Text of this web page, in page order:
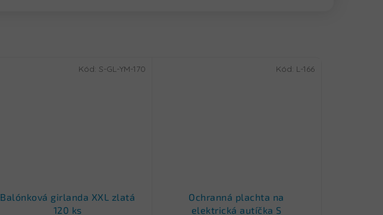
Balónková girlanda XXL zlatá
120 ks
Kód: S-GL-YM-170
Ochranná plachta na
elektrická autíčka S
Kód: L-166